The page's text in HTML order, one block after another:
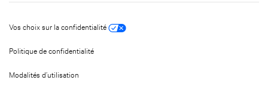
Vos choix sur la confidentialité
Politique de confidentialité
Modalités d’utilisation